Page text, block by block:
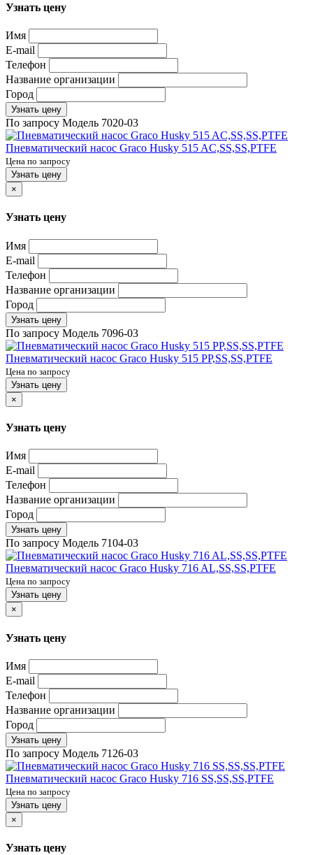
Узнать цену
Имя
E-mail
Телефон
Название организации
Город
Узнать цену
По запросу Модель 7020-03
Пневматический насос Graco Husky 515 AC,SS,SS,PTFE
Цена по запросу
Узнать цену
×
Узнать цену
Имя
E-mail
Телефон
Название организации
Город
Узнать цену
По запросу Модель 7096-03
Пневматический насос Graco Husky 515 PP,SS,SS,PTFE
Цена по запросу
Узнать цену
×
Узнать цену
Имя
E-mail
Телефон
Название организации
Город
Узнать цену
По запросу Модель 7104-03
Пневматический насос Graco Husky 716 AL,SS,SS,PTFE
Цена по запросу
Узнать цену
×
Узнать цену
Имя
E-mail
Телефон
Название организации
Город
Узнать цену
По запросу Модель 7126-03
Пневматический насос Graco Husky 716 SS,SS,SS,PTFE
Цена по запросу
Узнать цену
×
Узнать цену